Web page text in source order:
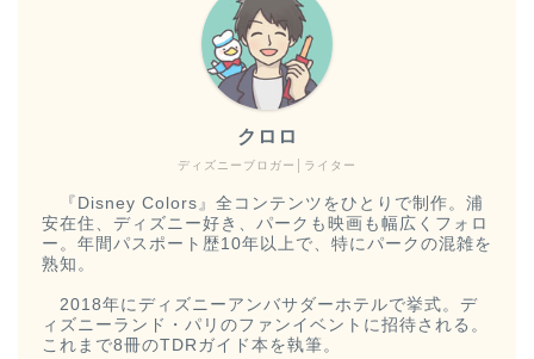
ディズニーブロガー│ライター
クロロ
『Disney Colors』全コンテンツをひとりで制作。浦
安在住、ディズニー好き、パークも映画も幅広くフォロ
ー。年間パスポート歴10年以上で、特にパークの混雑を
熟知。
2018年にディズニーアンバサダーホテルで挙式。デ
ィズニーランド・パリのファンイベントに招待される。
これまで8冊のTDRガイド本を執筆。